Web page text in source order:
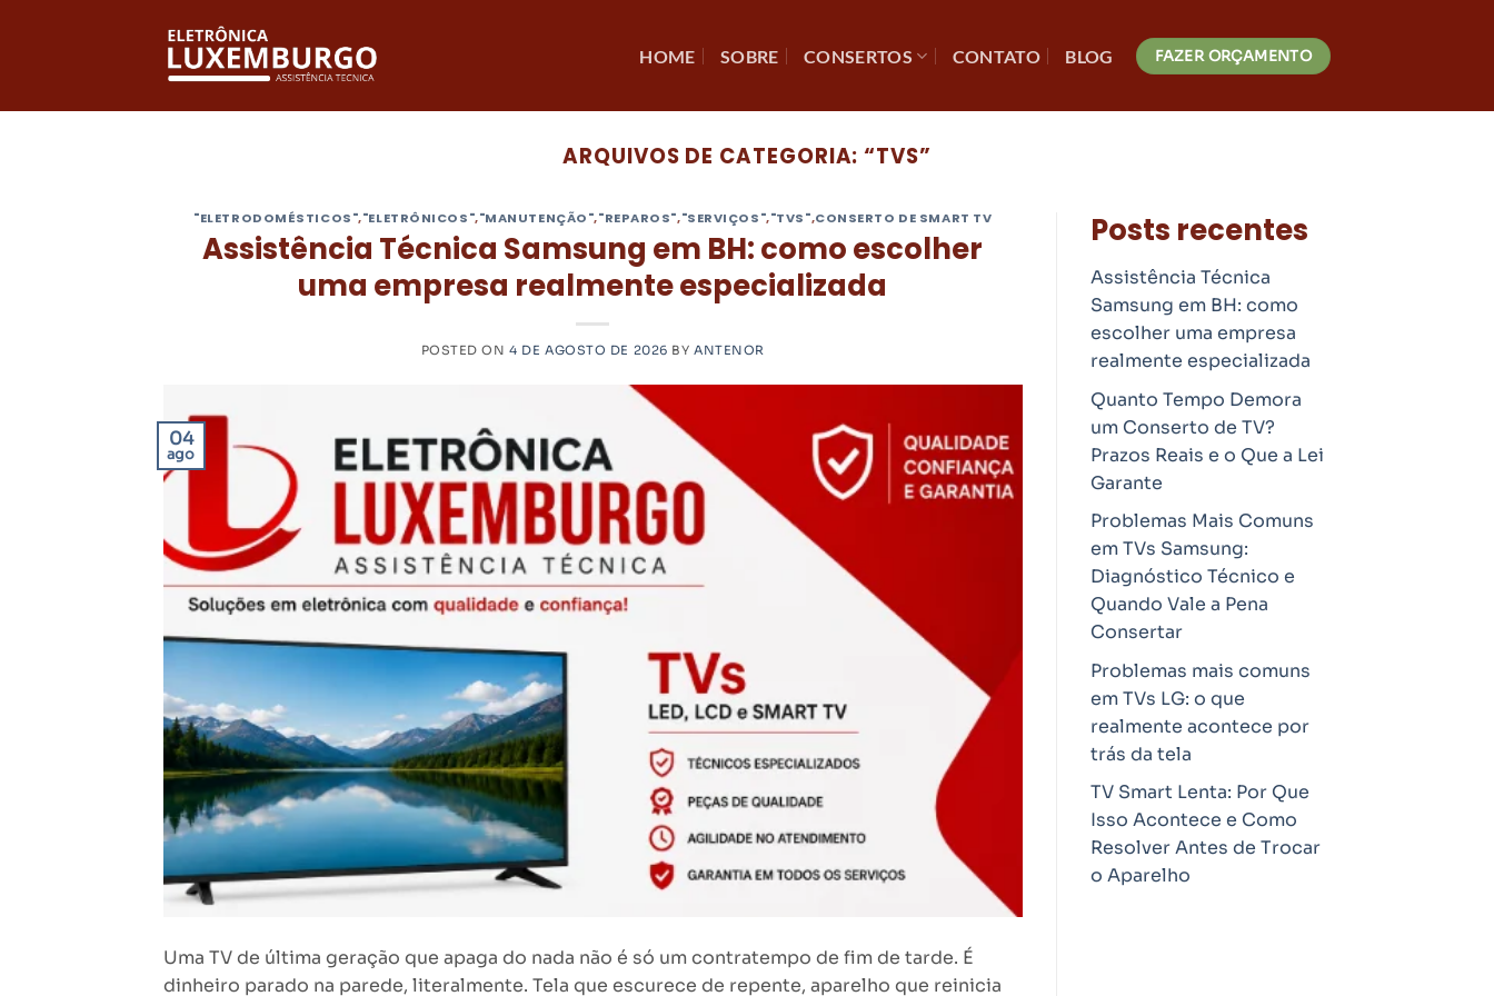
HOME SOBRE CONSERTOS CONTATO BLOG FAZER ORÇAMENTO
ARQUIVOS DE CATEGORIA:“TVS”
"ELETRODOMÉSTICOS","ELETRÔNICOS","MANUTENÇÃO","REPAROS","SERVIÇOS","TVS",CONSERTO DE SMART TV
Assistência Técnica Samsung em BH: como escolher
uma empresa realmente especializada
POSTED ON4 DE AGOSTO DE 2026 BYANTENOR
04
ago
Uma TV de última geração que apaga do nada não é só um contratempo de fim de tarde. É
dinheiro parado na parede, literalmente. Tela que escurece de repente, aparelho que reinicia
Posts recentes
Assistência Técnica
Samsung em BH: como
escolher uma empresa
realmente especializada
Quanto Tempo Demora
um Conserto de TV?
Prazos Reais e o Que a Lei
Garante
Problemas Mais Comuns
em TVs Samsung:
Diagnóstico Técnico e
Quando Vale a Pena
Consertar
Problemas mais comuns
em TVs LG: o que
realmente acontece por
trás da tela
TV Smart Lenta: Por Que
Isso Acontece e Como
Resolver Antes de Trocar
o Aparelho